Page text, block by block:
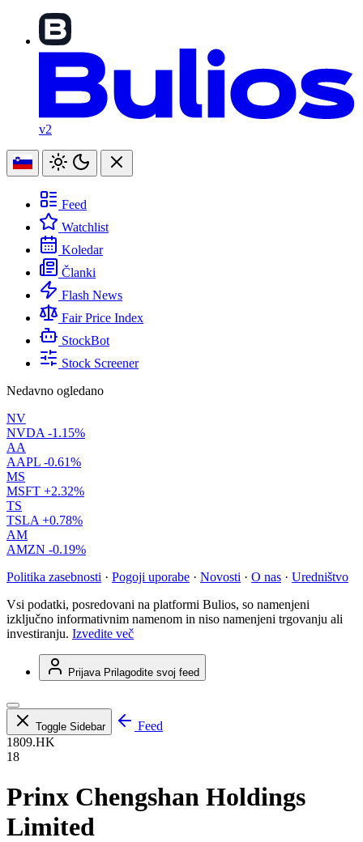
v2
Feed
Watchlist
Koledar
Članki
Flash News
Fair Price Index
StockBot
Stock Screener
Nedavno ogledano
NV
NVDA -1.15%
AA
AAPL -0.61%
MS
MSFT +2.32%
TS
TSLA +0.78%
AM
AMZN -0.19%
Politika zasebnosti · Pogoji uporabe · Novosti · O nas · Uredništvo
Vsi podatki, posredovani na platformi Bulios, so namenjeni
izključno informativnim namenom in niso namenjeni trgovanju ali
investiranju. Izvedite več
Prijava Prilagodite svoj feed
Toggle Sidebar
Feed
1809.HK
18
Prinx Chengshan Holdings
Limited